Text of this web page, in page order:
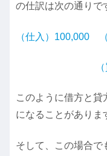
の仕訳は次の通りで
（仕入）100,000 （
このように借方と貸
になることがありま
そして、この場合で